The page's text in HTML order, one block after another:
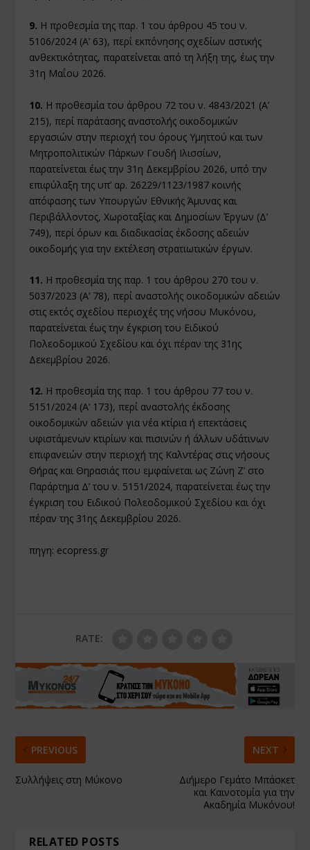
9. Η προθεσμία της παρ. 1 του άρθρου 45 του ν.
5106/2024 (Α’ 63), περί εκπόνησης σχεδίων αστικής
ανθεκτικότητας, παρατείνεται από τη λήξη της, έως την
31η Μαΐου 2026.
10. Η προθεσμία του άρθρου 72 του ν. 4843/2021 (Α’
215), περί παράτασης αναστολής οικοδομικών
εργασιών στην περιοχή του όρους Υμηττού και των
Μητροπολιτικών Πάρκων Γουδή Ιλισσίων,
παρατείνεται έως την 31η Δεκεμβρίου 2026, υπό την
επιφύλαξη της υπ’ αρ. 26229/1123/1987 κοινής
απόφασης των Υπουργών Εθνικής Άμυνας και
Περιβάλλοντος, Χωροταξίας και Δημοσίων Έργων (Δ’
749), περί όρων και διαδικασίας έκδοσης αδειών
οικοδομής για την εκτέλεση στρατιωτικών έργων.
11. Η προθεσμία της παρ. 1 του άρθρου 270 του ν.
5037/2023 (Α’ 78), περί αναστολής οικοδομικών αδειών
στις εκτός σχεδίου περιοχές της νήσου Μυκόνου,
παρατείνεται έως την έγκριση του Ειδικού
Πολεοδομικού Σχεδίου και όχι πέραν της 31ης
Δεκεμβρίου 2026.
12. Η προθεσμία της παρ. 1 του άρθρου 77 του ν.
5151/2024 (Α’ 173), περί αναστολής έκδοσης
οικοδομικών αδειών για νέα κτίρια ή επεκτάσεις
υφιστάμενων κτιρίων και πισινών ή άλλων υδάτινων
επιφανειών στην περιοχή της Καλντέρας στις νήσους
Θήρας και Θηρασιάς που εμφαίνεται ως Ζώνη Ζ’ στο
Παράρτημα Δ’ του ν. 5151/2024, παρατείνεται έως την
έγκριση του Ειδικού Πολεοδομικού Σχεδίου και όχι
πέραν της 31ης Δεκεμβρίου 2026.
πηγη: ecopress.gr
RATE:
PREVIOUS
Συλλήψεις στη Μύκονο
NEXT
Διήμερο Γεμάτο Μπάσκετ
και Καινοτομία για την
Ακαδημία Μυκόνου!
RELATED POSTS